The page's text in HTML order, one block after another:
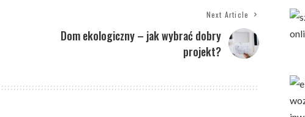
Next Article
Dom ekologiczny – jak wybrać dobry
projekt?